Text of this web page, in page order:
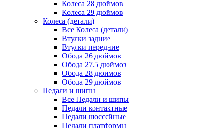
Колеса 28 дюймов
Колеса 29 дюймов
Колеса (детали)
Все Колеса (детали)
Втулки задние
Втулки передние
Обода 26 дюймов
Обода 27.5 дюймов
Обода 28 дюймов
Обода 29 дюймов
Педали и шипы
Все Педали и шипы
Педали контактные
Педали шоссейные
Педали платформы